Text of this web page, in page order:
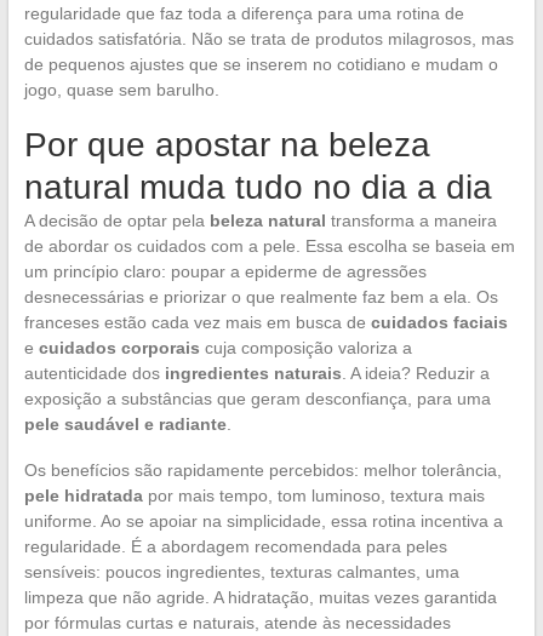
regularidade que faz toda a diferença para uma rotina de
cuidados satisfatória. Não se trata de produtos milagrosos, mas
de pequenos ajustes que se inserem no cotidiano e mudam o
jogo, quase sem barulho.
Por que apostar na beleza
natural muda tudo no dia a dia
A decisão de optar pela beleza natural transforma a maneira
de abordar os cuidados com a pele. Essa escolha se baseia em
um princípio claro: poupar a epiderme de agressões
desnecessárias e priorizar o que realmente faz bem a ela. Os
franceses estão cada vez mais em busca de cuidados faciais
e cuidados corporais cuja composição valoriza a
autenticidade dos ingredientes naturais . A ideia? Reduzir a
exposição a substâncias que geram desconfiança, para uma
pele saudável e radiante.
Os benefícios são rapidamente percebidos: melhor tolerância,
pele hidratadapor mais tempo, tom luminoso, textura mais
uniforme. Ao se apoiar na simplicidade, essa rotina incentiva a
regularidade. É a abordagem recomendada para peles
sensíveis: poucos ingredientes, texturas calmantes, uma
limpeza que não agride. A hidratação, muitas vezes garantida
por fórmulas curtas e naturais, atende às necessidades